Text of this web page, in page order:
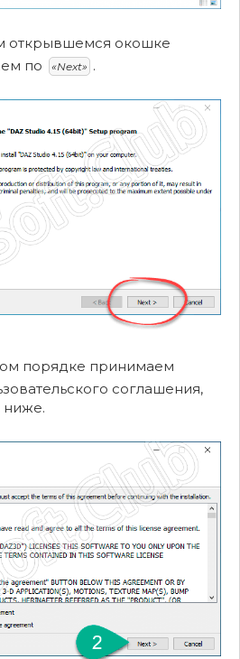
открывшемся окошке
по
«Next» .
порядке принимаем
соглашения,
ниже.